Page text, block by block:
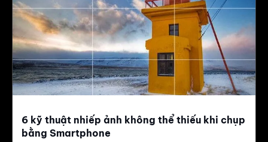
6 kỹ thuật nhiếp ảnh không thể thiếu khi chụp
bằng Smartphone